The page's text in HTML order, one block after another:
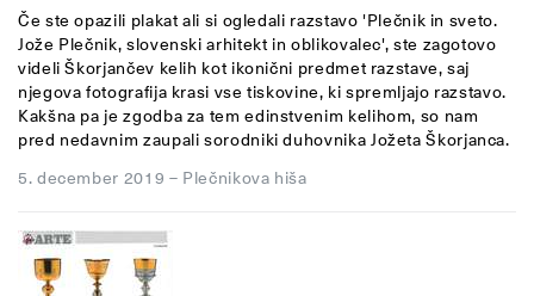
Če ste opazili plakat ali si ogledali razstavo 'Plečnik in sveto.
Jože Plečnik, slovenski arhitekt in oblikovalec', ste zagotovo
videli Škorjančev kelih kot ikonični predmet razstave, saj
njegova fotografija krasi vse tiskovine, ki spremljajo razstavo.
Kakšna pa je zgodba za tem edinstvenim kelihom, so nam
pred nedavnim zaupali sorodniki duhovnika Jožeta Škorjanca.
5. december 2019 – Plečnikova hiša